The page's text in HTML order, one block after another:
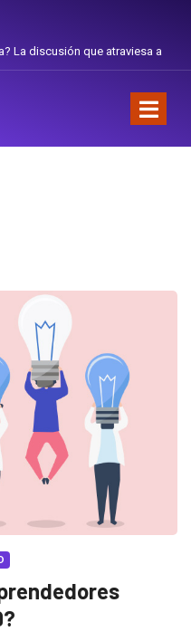
La discusión que atraviesa a